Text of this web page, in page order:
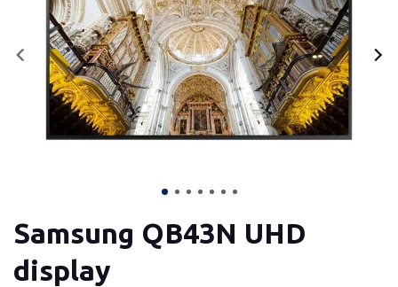
Samsung QB43N UHD
display